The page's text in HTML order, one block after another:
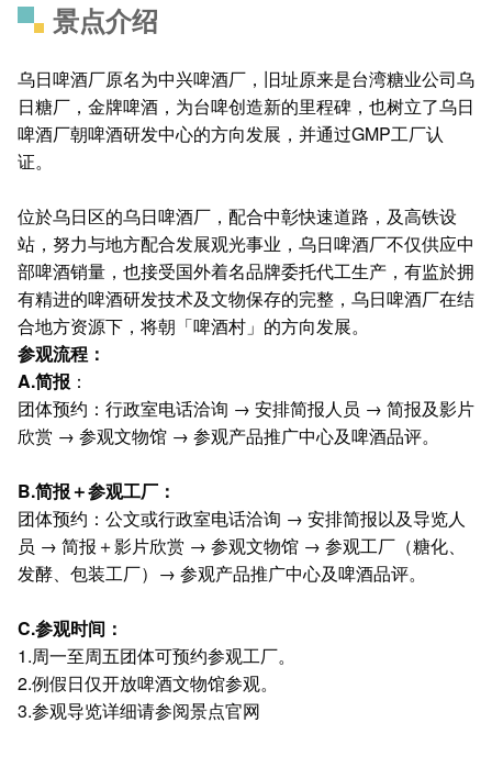
景点介绍
乌日啤酒厂原名为中兴啤酒厂，旧址原来是台湾糖业公司乌
日糖厂，金牌啤酒，为台啤创造新的里程碑，也树立了乌日
啤酒厂朝啤酒研发中心的方向发展，并通过GMP工厂认
证。
位於乌日区的乌日啤酒厂，配合中彰快速道路，及高铁设
站，努力与地方配合发展观光事业，乌日啤酒厂不仅供应中
部啤酒销量，也接受国外着名品牌委托代工生产，有监於拥
有精进的啤酒研发技术及文物保存的完整，乌日啤酒厂在结
合地方资源下，将朝「啤酒村」的方向发展。
参观流程：
A.简报 ：
团体预约：行政室电话洽询 → 安排简报人员 → 简报及影片
欣赏 → 参观文物馆 → 参观产品推广中心及啤酒品评。
B.简报＋参观工厂：
团体预约：公文或行政室电话洽询 → 安排简报以及导览人
员 → 简报＋影片欣赏 → 参观文物馆 → 参观工厂（糖化、
发酵、包装工厂）→ 参观产品推广中心及啤酒品评。
C.参观时间：
1.周一至周五团体可预约参观工厂。
2.例假日仅开放啤酒文物馆参观。
3.参观导览详细请参阅景点官网